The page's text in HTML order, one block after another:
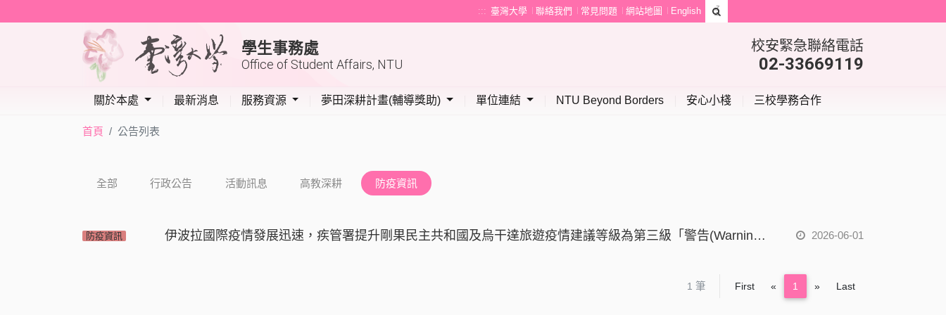
::: 臺灣大學 聯絡我們 常見問題 網站地圖 English
學生事務處
Office of Student Affairs, NTU
校安緊急聯絡電話
02-33669119
關於本處 最新消息 服務資源 夢田深耕計畫(輔導獎助) 單位連結 NTU Beyond Borders 安心小棧 三校學務合作
首頁 公告列表
全部 行政公告 活動訊息 高教深耕 防疫資訊
防疫資訊 伊波拉國際疫情發展迅速，疾管署提升剛果民主共和國及烏干達旅遊疫情建議等級為第三級「警告(Warning)」並強化邊境跨機關聯防，具上述旅遊史之入境旅客須配合「自主健康管理21天」 【保健中心】 2026-06-01
1 筆 First « Previous
1 »NextLast